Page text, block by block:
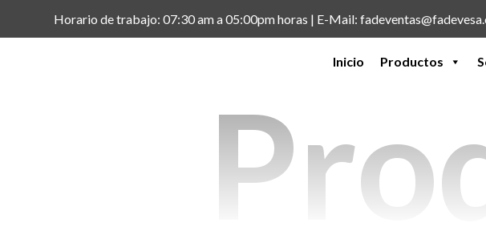
Horario de trabajo: 07:30 am a 05:00pm horas | E-Mail:
Inicio Productos